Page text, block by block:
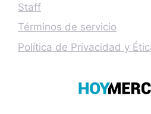
Staff
Términos de servicio
Política de Privacidad y